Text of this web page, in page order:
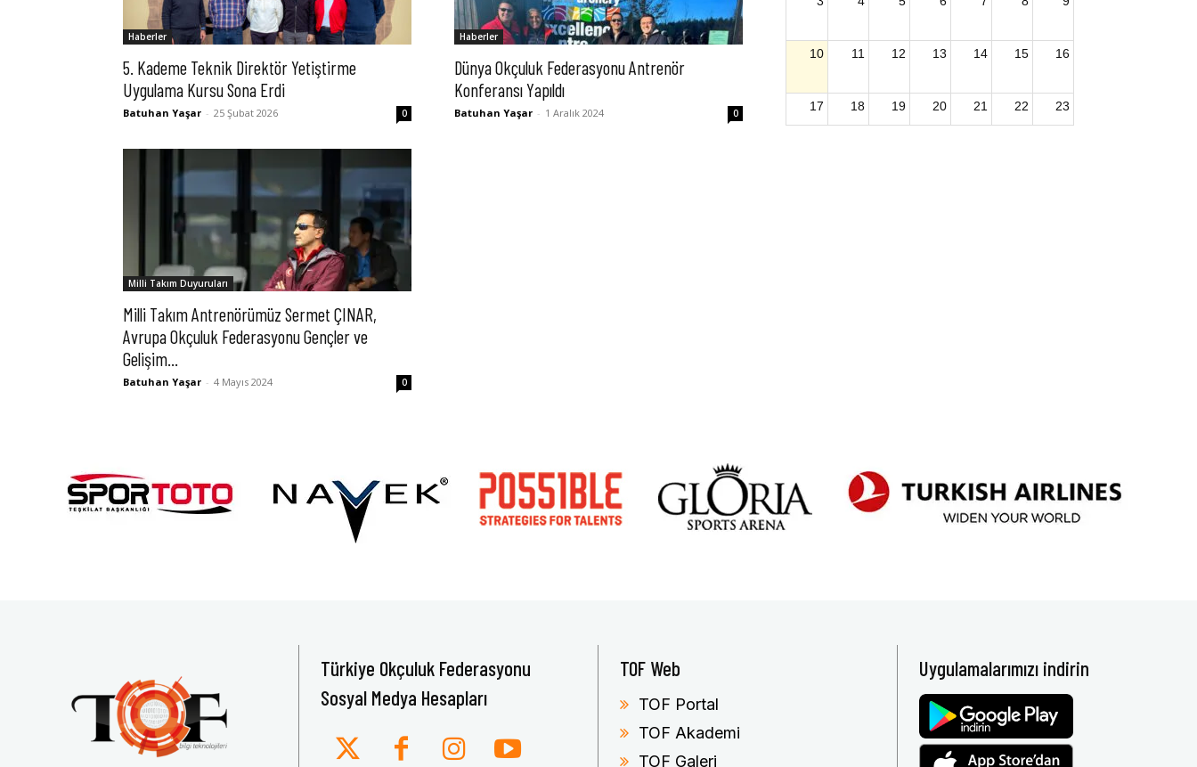
Haberler
5.⁠ ⁠Kademe Teknik Direktör Yetiştirme
Uygulama Kursu Sona Erdi
Batuhan Yaşar - 25 Şubat 2026 0
Haberler
Dünya Okçuluk Federasyonu Antrenör
Konferansı Yapıldı
Batuhan Yaşar - 1 Aralık 2024 0
Milli Takım Duyuruları
Milli Takım Antrenörümüz Sermet ÇINAR,
Avrupa Okçuluk Federasyonu Gençler ve
Gelişim...
Batuhan Yaşar - 4 Mayıs 2024 0
10 11 12 13 14 15 16
17 18 19 20 21 22 23
Türkiye Okçuluk Federasyonu
Sosyal Medya Hesapları
TOF Web
TOF Portal
TOF Akademi
TOF Galeri
Uygulamalarımızı indirin